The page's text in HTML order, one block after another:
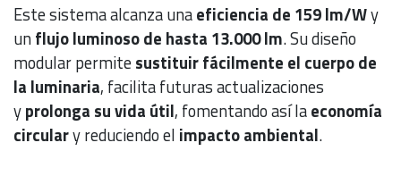
Este sistema alcanza unaeficiencia de 159 lm/Wy
unflujo luminoso de hasta 13.000 lm. Su diseño
modular permitesustituir fácilmente el cuerpo de
la luminaria, facilita futuras actualizaciones
yprolonga su vida útil, fomentando así laeconomía
circulary reduciendo el impacto ambiental.